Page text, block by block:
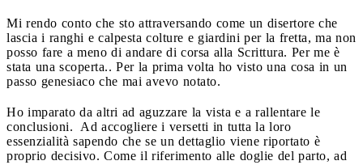
Mi rendo conto che sto attraversando come un disertore che
lascia i ranghi e calpesta colture e giardini per la fretta, ma non
posso fare a meno di andare di corsa alla Scrittura. Per me è
stata una scoperta.. Per la prima volta ho visto una cosa in un
passo genesiaco che mai avevo notato.
Ho imparato da altri ad aguzzare la vista e a rallentare le
conclusioni. Ad accogliere i versetti in tutta la loro
essenzialità sapendo che se un dettaglio viene riportato è
proprio decisivo. Come il riferimento alle doglie del parto, ad